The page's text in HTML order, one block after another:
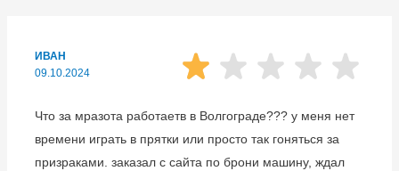
ИВАН
09.10.2024
Что за мразота работаетв в Волгограде??? у меня нет
времени играть в прятки или просто так гоняться за
призраками. заказал с сайта по брони машину, ждал